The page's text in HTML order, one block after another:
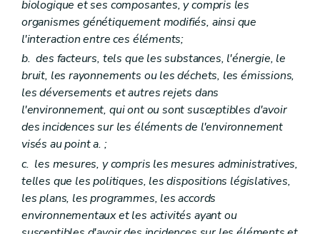
Art. D97
Titre IV Exclusions
Art. D98
Art. D99
Art. D100
Art. D101
Art. D102
Art. D103
Titre V Évaluation et réparation des dommages environnementaux
Chapitre premier
Art. D104
Chapitre II Réparation des dommages
Section première Principes
Art. D105
Section II Objectifs en matière de réparation
Art. D106
biologique et ses composantes, y compris les
organismes génétiquement modifiés, ainsi que
l'interaction entre ces éléments;
b. des facteurs, tels que les substances, l'énergie, le
bruit, les rayonnements ou les déchets, les émissions,
les déversements et autres rejets dans
l'environnement, qui ont ou sont susceptibles d'avoir
des incidences sur les éléments de l'environnement
visés au pointa. ;
c. les mesures, y compris les mesures administratives,
telles que les politiques, les dispositions législatives,
les plans, les programmes, les accords
environnementaux et les activités ayant ou